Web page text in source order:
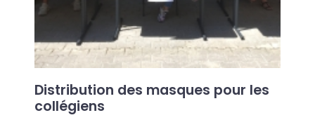
Distribution des masques pour les
collégiens